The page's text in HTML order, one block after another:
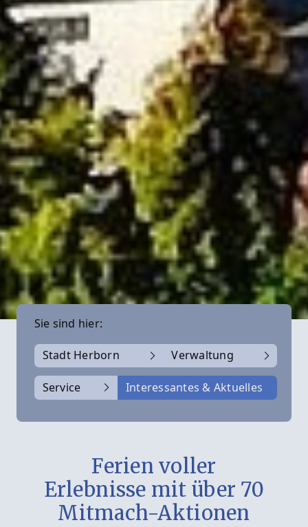
Sie sind hier:
Stadt Herborn Verwaltung
Service Interessantes & Aktuelles
Ferien voller
Erlebnisse mit über 70
Mitmach-Aktionen